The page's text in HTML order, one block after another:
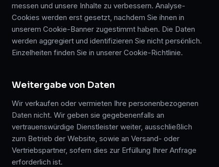
messen und unsere Inhalte zu verbessern. Analyse-
Cookies werden erst gesetzt, nachdem Sie ihnen in
unserem Cookie-Banner zugestimmt haben. Die Daten
werden aggregiert und identifizieren Sie nicht persönlich.
Einzelheiten finden Sie in unserer Cookie-Richtlinie.
Weitergabe von Daten
Wir verkaufen oder vermieten Ihre personenbezogenen
Daten nicht. Wir geben sie gegebenenfalls an
vertrauenswürdige Dienstleister weiter, ausschließlich
zum Betrieb der Website, sowie an Versand- oder
Vertriebspartner, sofern dies zur Erfüllung Ihrer Anfrage
erforderlich ist.